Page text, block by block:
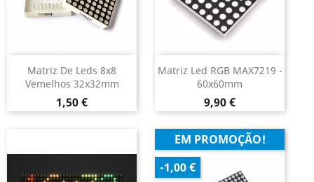
Matriz De Leds 8x8
Vemelhos 32x32mm
Preço
1,50 €
Matriz Led RGB MAX7219 -
60x60mm
Preço
9,90 €
EM PROMOÇÃO!
-1,00 €